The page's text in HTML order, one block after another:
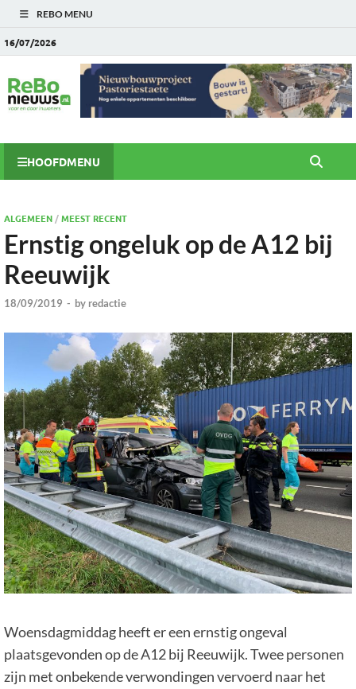
REBO MENU
16/07/2026
HOOFDMENU
ALGEMEEN/MEEST RECENT
Ernstig ongeluk op de A12 bij
Reeuwijk
18/09/2019 - by redactie
Woensdagmiddag heeft er een ernstig ongeval
plaatsgevonden op de A12 bij Reeuwijk. Twee personen
zijn met onbekende verwondingen vervoerd naar het